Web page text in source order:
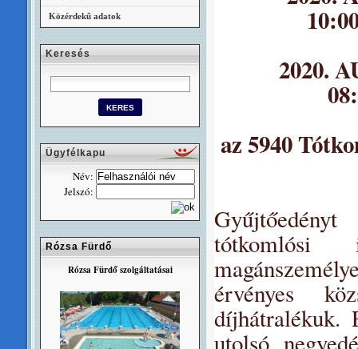
2020.
az 5940
tótkomlósi
érvényes
díjhátralékuk.
utolsó
Közérdekű adatok
Keresés
Ügyfélkapu
Név:
Jelszó:
Rózsa Fürdő
Rózsa Fürdő szolgáltatásai